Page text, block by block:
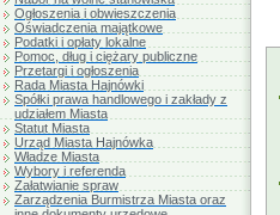
Ogłoszenia i obwieszczenia
Oświadczenia majątkowe
Podatki i opłaty lokalne
Pomoc, dług i ciężary publiczne
Przetargi i ogłoszenia
Rada Miasta Hajnówki
Spółki prawa handlowego i zakłady z
udziałem Miasta
Statut Miasta
Urząd Miasta Hajnówka
Władze Miasta
Wybory i referenda
Załatwianie spraw
Zarządzenia Burmistrza Miasta oraz